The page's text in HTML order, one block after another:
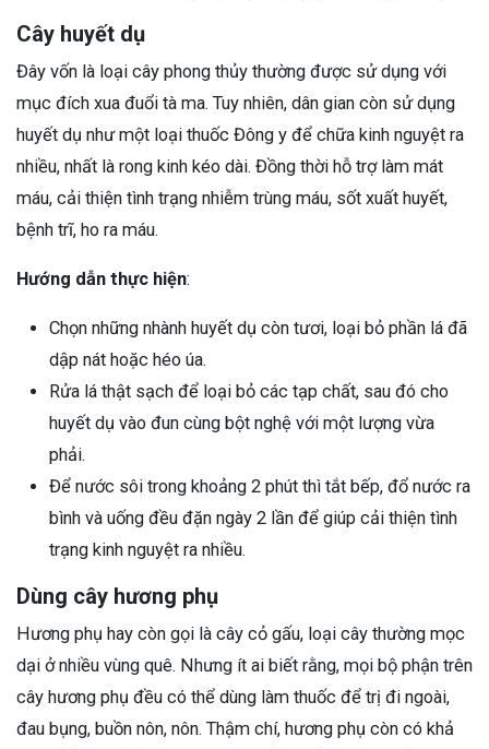
Cây huyết dụ
Đây vốn là loại cây phong thủy thường được sử dụng với
mục đích xua đuổi tà ma. Tuy nhiên, dân gian còn sử dụng
huyết dụ như một loại thuốc Đông y để chữa kinh nguyệt ra
nhiều, nhất là rong kinh kéo dài. Đồng thời hỗ trợ làm mát
máu, cải thiện tình trạng nhiễm trùng máu, sốt xuất huyết,
bệnh trĩ, ho ra máu.
Hướng dẫn thực hiện:
Chọn những nhành huyết dụ còn tươi, loại bỏ phần lá đã
dập nát hoặc héo úa.
Rửa lá thật sạch để loại bỏ các tạp chất, sau đó cho
huyết dụ vào đun cùng bột nghệ với một lượng vừa
phải.
Để nước sôi trong khoảng 2 phút thì tắt bếp, đổ nước ra
bình và uống đều đặn ngày 2 lần để giúp cải thiện tình
trạng kinh nguyệt ra nhiều.
Dùng cây hương phụ
Hương phụ hay còn gọi là cây cỏ gấu, loại cây thường mọc
dại ở nhiều vùng quê. Nhưng ít ai biết rằng, mọi bộ phận trên
cây hương phụ đều có thể dùng làm thuốc để trị đi ngoài,
đau bụng, buồn nôn, nôn. Thậm chí, hương phụ còn có khả